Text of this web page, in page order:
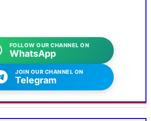
FOLLOW OUR CHANNEL ON
WhatsApp
JOIN OUR CHANNEL ON
Telegram